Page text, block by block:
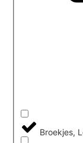
Broekjes,